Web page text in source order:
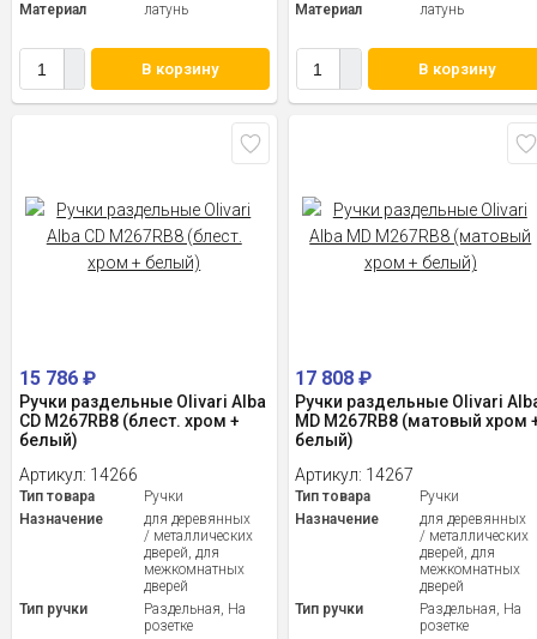
Материал
латунь
В корзину
Материал
латунь
В корзину
15 786 ₽
Ручки раздельные Olivari Alba
CD M267RB8 (блест. хром +
белый)
Артикул: 14266
Тип товара
Ручки
Назначение
для деревянных
/ металлических
дверей, для
межкомнатных
дверей
Тип ручки
Раздельная, На
розетке
17 808₽
Ручки раздельные Olivari
MD M267RB8 (матовый хром
белый)
Артикул: 14267
Тип товара
Ручки
Назначение
для деревянных
/ металлических
дверей, для
межкомнатных
дверей
Тип ручки
Раздельная, На
розетке